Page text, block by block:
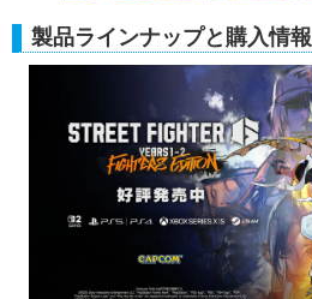
製品ラインナップと購入情報